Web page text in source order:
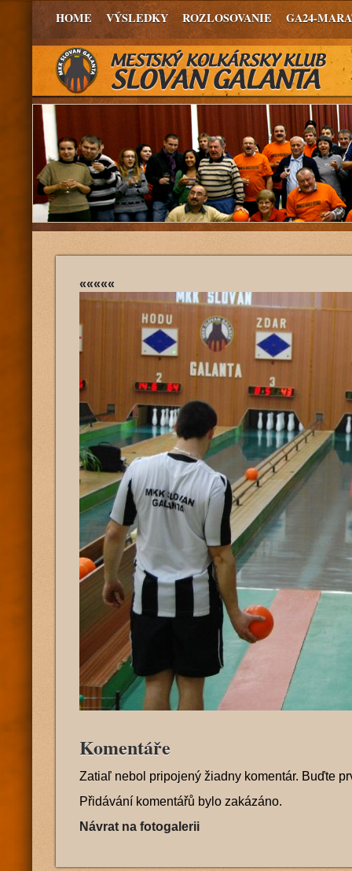
HOME VÝSLEDKY ROZLOSOVANIE GA24-
«««««
Komentáře
Zatiaľ nebol pripojený žiadny komentár. Buďte
Přidávání komentářů bylo zakázáno.
Návrat na fotogalerii